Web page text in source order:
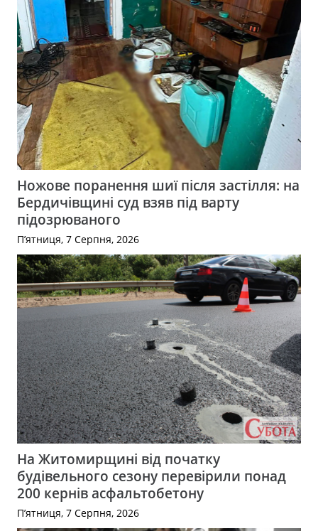
Ножове поранення шиї після застілля: на
Бердичівщині суд взяв під варту
підозрюваного
П’ятниця, 7 Серпня, 2026
На Житомирщині від початку
будівельного сезону перевірили понад
200 кернів асфальтобетону
П’ятниця, 7 Серпня, 2026